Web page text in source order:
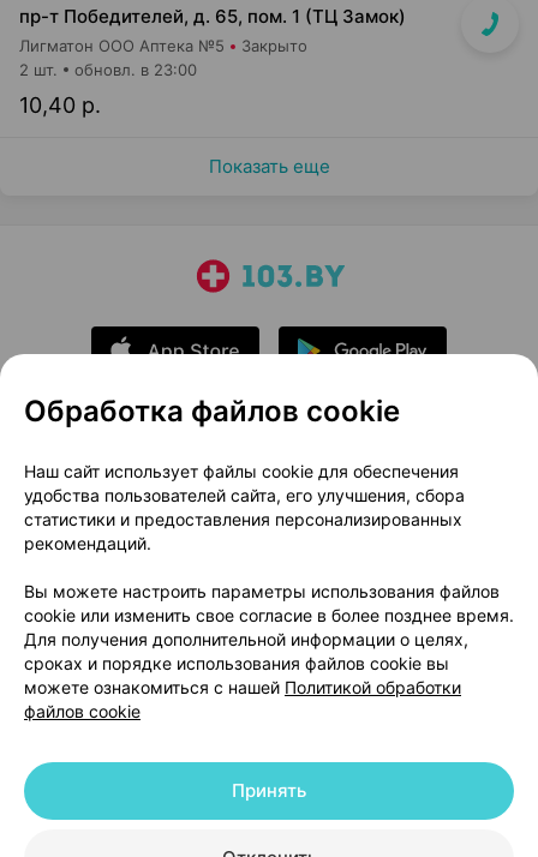
пр-т Победителей, д. 65, пом. 1 (ТЦ Замок)
Лигматон ООО Аптека №5 Закрыто
10,40 р.
2 шт. обновл. в 23:00
Показать еще
О проекте
Новости проекта
Размещение рекламы
Медицинский маркетинг
Публичный договор
Доставка
Способы оплаты
Вакансии
Партнеры
Написать руководителю 103.by
Написать в поддержку
Персональные настройки Cookie
© 2026 ООО «Артокс Лаб», УНП 191700409 | 220012, Республика Беларусь,
+375 291212755
Обработка файлов cookie
Наш сайт использует файлы cookie для обеспечения
удобства пользователей сайта, его улучшения, сбора
статистики и предоставления персонализированных
рекомендаций.
Вы можете настроить параметры использования файлов
cookie или изменить свое согласие в более позднее время.
Для получения дополнительной информации о целях,
сроках и порядке использования файлов cookie вы
можете ознакомиться с нашей Политикой обработки
файлов cookie
Принять